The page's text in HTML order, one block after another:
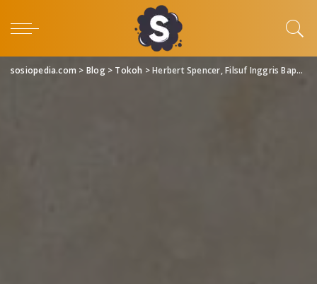
sosiopedia.com > Blog> Tokoh >Herbert Spencer, Filsuf Inggris Bapak Darwinisme Sosial